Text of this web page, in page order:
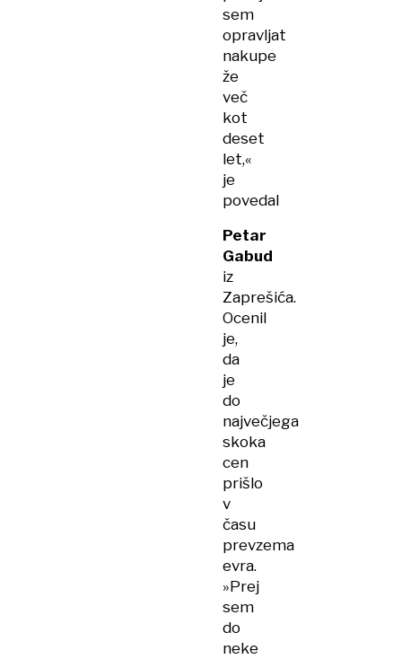
sem
opravljat
nakupe
že
več
kot
deset
let,«
je
povedal
Petar
Gabud
iz
Zaprešića.
Ocenil
je,
da
je
do
največjega
skoka
cen
prišlo
v
času
prevzema
evra.
»Prej
sem
do
neke